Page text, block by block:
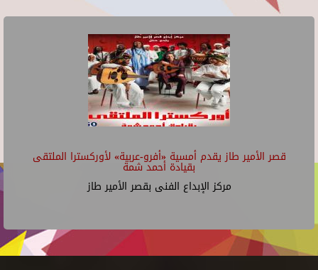
قصر الأمير طاز يقدم أمسية «أفرو-عربية» لأوركسترا الملتقى
بقيادة أحمد شمة
مركز الإبداع الفنى بقصر الأمير طاز